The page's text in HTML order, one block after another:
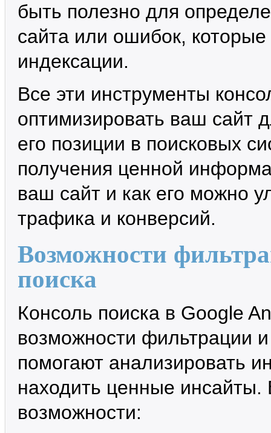
быть полезно для
сайта или ошибок, которые
индексации.
Все эти инструменты
оптимизировать ваш сайт
его позиции в поисковых
получения ценной
ваш сайт и как его можно
трафика и конверсий.
Возможности
поиска
Консоль поиска в Google
возможности фильтрации
помогают анализировать
находить ценные
возможности: